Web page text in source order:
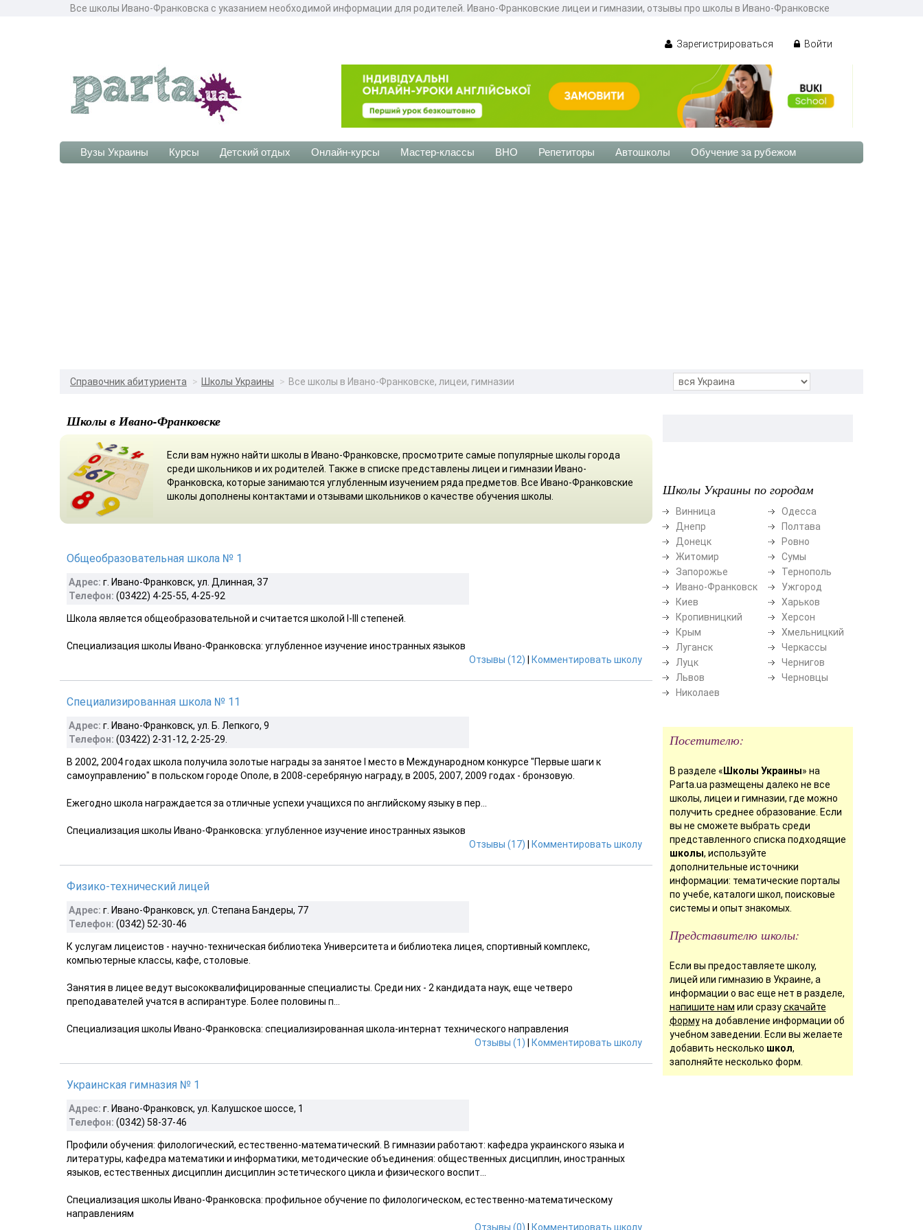
Все школы Ивано-Франковска с указанием необходимой информации для родителей. Ивано-Франковские лицеи и гимназии, отзывы про школы в Ивано-Франковске
Зарегистрироваться Войти
Вузы Украины Курсы Детский отдых Онлайн-курсы Мастер-классы ВНО Репетиторы Автошколы Обучение за рубежом
Справочник абитуриента Школы Украины Все школы в Ивано-Франковске, лицеи, гимназии
Школы в Ивано-Франковске
Если вам нужно найти школы в Ивано-Франковске, просмотрите самые популярные школы города
среди школьников и их родителей. Также в списке представлены лицеи и гимназии Ивано-
Франковска, которые занимаются углубленным изучением ряда предметов. Все Ивано-Франковские
школы дополнены контактами и отзывами школьников о качестве обучения школы.
Общеобразовательная школа № 1
Адрес: г. Ивано-Франковск, ул. Длинная, 37
Телефон: (03422) 4-25-55, 4-25-92
Школа является общеобразовательной и считается школой I-III степеней.
Специализация школы Ивано-Франковска: углубленное изучение иностранных языков
Отзывы (12)
Комментировать школу
Специализированная школа № 11
Адрес: г. Ивано-Франковск, ул. Б. Лепкого, 9
Телефон: (03422) 2-31-12, 2-25-29.
В 2002, 2004 годах школа получила золотые награды за занятое I место в Международном конкурсе "Первые шаги к
самоуправлению" в польском городе Ополе, в 2008-серебряную награду, в 2005, 2007, 2009 годах - бронзовую.
Ежегодно школа награждается за отличные успехи учащихся по английскому языку в пер...
Специализация школы Ивано-Франковска: углубленное изучение иностранных языков
Отзывы (17)
Комментировать школу
Физико-технический лицей
Адрес: г. Ивано-Франковск, ул. Степана Бандеры, 77
Телефон: (0342) 52-30-46
К услугам лицеистов - научно-техническая библиотека Университета и библиотека лицея, спортивный комплекс,
компьютерные классы, кафе, столовые.
Занятия в лицее ведут высококвалифицированные специалисты. Среди них - 2 кандидата наук, еще четверо
преподавателей учатся в аспирантуре. Более половины п...
Специализация школы Ивано-Франковска: специализированная школа-интернат технического направления
Отзывы (1)
Комментировать школу
Украинская гимназия № 1
Адрес: г. Ивано-Франковск, ул. Калушское шоссе, 1
Телефон: (0342) 58-37-46
Профили обучения: филологический, естественно-математический. В гимназии работают: кафедра украинского языка и
литературы, кафедра математики и информатики, методические объединения: общественных дисциплин, иностранных
языков, естественных дисциплин дисциплин эстетического цикла и физического воспит...
Специализация школы Ивано-Франковска: профильное обучение по филологическом, естественно-математическому
направлениям
Отзывы (0)
Комментировать школу
Школы Украины по городам
Винница
Днепр
Донецк
Житомир
Запорожье
Ивано-Франковск
Киев
Кропивницкий
Крым
Луганск
Луцк
Львов
Николаев
Одесса
Полтава
Ровно
Сумы
Тернополь
Ужгород
Харьков
Херсон
Хмельницкий
Черкассы
Чернигов
Черновцы
Посетителю:
В разделе « Школы Украины» на
Parta.ua размещены далеко не все
школы, лицеи и гимназии, где можно
получить среднее образование. Если
вы не сможете выбрать среди
представленного списка подходящие
школы, используйте
дополнительные источники
информации: тематические порталы
по учебе, каталоги школ, поисковые
системы и опыт знакомых.
Представителю школы:
Если вы предоставляете школу,
лицей или гимназию в Украине, а
информации о вас еще нет в разделе,
напишите нам или сразускачайте
формуна добавление информации об
учебном заведении. Если вы желаете
добавить несколько школ,
заполняйте несколько форм.